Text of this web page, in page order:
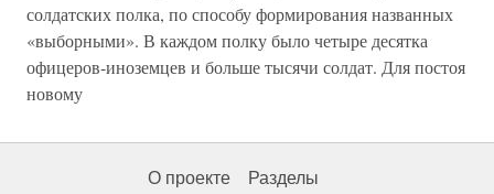
солдатских полка, по способу формирования названных
«выборными». В каждом полку было четыре десятка
офицеров-иноземцев и больше тысячи солдат. Для постоя
новому
О проекте Разделы